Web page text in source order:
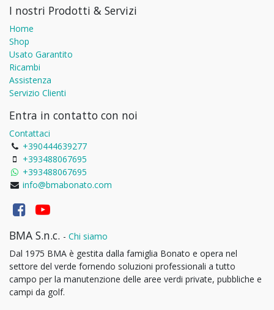
I nostri Prodotti & Servizi
Home
Shop
Usato Garantito
Ricambi
Assistenza
Servizio Clienti
Entra in contatto con noi
Contattaci
+390444639277
+393488067695
+393488067695
info@bmabonato.com
BMA S.n.c. - Chi siamo
Dal 1975 BMA è gestita dalla famiglia Bonato e opera nel
settore del verde fornendo soluzioni professionali a tutto
campo per la manutenzione delle aree verdi private, pubbliche e
campi da golf.